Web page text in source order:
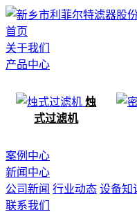
首页
关于我们
产品中心
烛
式过滤机
案例中心
新闻中心
公司新闻 行业动态 设备知
联系我们